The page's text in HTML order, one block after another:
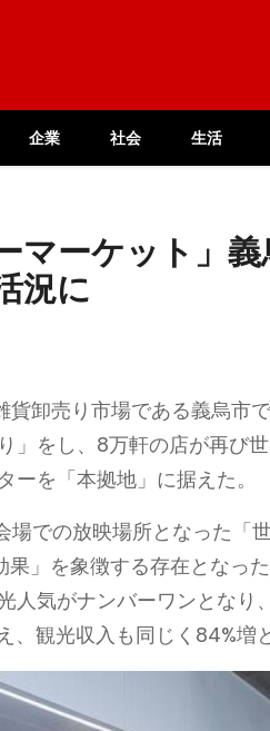
企業 社会 生活
マーケット」
況に
卸売り市場である義烏市
」をし、8万軒の店が再び
ーを「本拠地」に据えた。
場での放映場所となった「
」を象徴する存在となっ
人気がナンバーワンとな
、観光収入も同じく84%増